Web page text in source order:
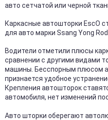
авто сетчатой или черной
Каркасные автошторки EscO
для авто марки Ssang Yong
Водители отметили плюсы
сравнении с другими видами
машины. Бесспорным плюсом
признается удобное
Крепления автошторок
автомобиля, нет изменений
Авто шторки оберегают